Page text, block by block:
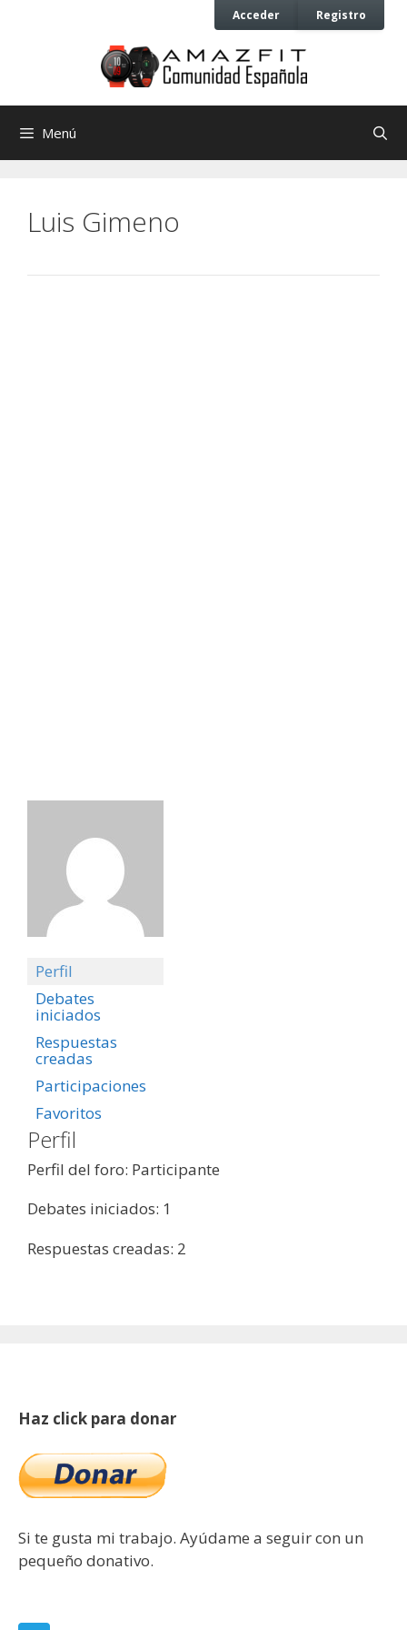
Acceder Registro
Menú
Luis Gimeno
Perfil
Debates
iniciados
Respuestas
creadas
Participaciones
Favoritos
Perfil
Perfil del foro: Participante
Debates iniciados: 1
Respuestas creadas: 2
Haz click para donar
Si te gusta mi trabajo. Ayúdame a seguir con un
pequeño donativo.